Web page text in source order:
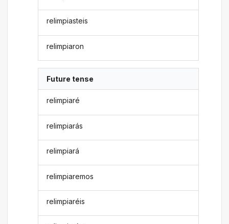
relimpiasteis
relimpiaron
Future tense
relimpiaré
relimpiarás
relimpiará
relimpiaremos
relimpiaréis